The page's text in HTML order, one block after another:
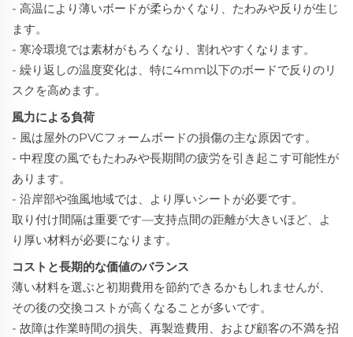
- 高温により薄いボードが柔らかくなり、たわみや反りが生じ
ます。
- 寒冷環境では素材がもろくなり、割れやすくなります。
- 繰り返しの温度変化は、特に4mm以下のボードで反りのリ
スクを高めます。
風力による負荷
- 風は屋外のPVCフォームボードの損傷の主な原因です。
- 中程度の風でもたわみや長期間の疲労を引き起こす可能性が
あります。
- 沿岸部や強風地域では、より厚いシートが必要です。
取り付け間隔は重要です—支持点間の距離が大きいほど、よ
り厚い材料が必要になります。
コストと長期的な価値のバランス
薄い材料を選ぶと初期費用を節約できるかもしれませんが、
その後の交換コストが高くなることが多いです。
- 故障は作業時間の損失、再製造費用、および顧客の不満を招